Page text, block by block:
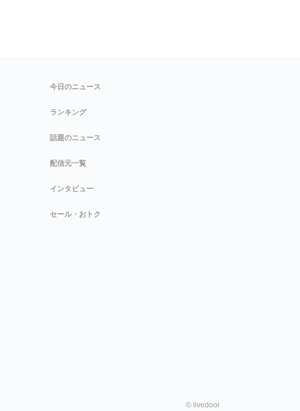
今日のニュース
ランキング
話題のニュース
配信元一覧
インタビュー
セール・おトク
© livedoor